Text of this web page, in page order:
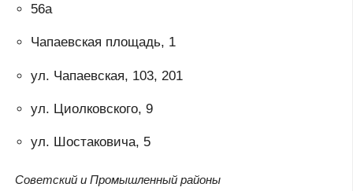
56а
Чапаевская площадь, 1
ул. Чапаевская, 103, 201
ул. Циолковского, 9
ул. Шостаковича, 5
Советский и Промышленный районы